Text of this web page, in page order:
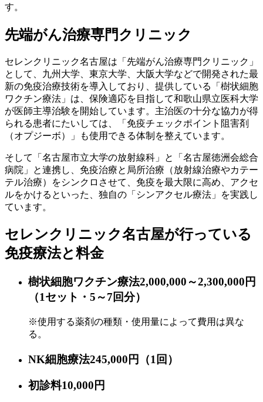
す。
先端がん治療専門クリニック
セレンクリニック名古屋は「先端がん治療専門クリニック」
として、九州大学、東京大学、大阪大学などで開発された最
新の免疫治療技術を導入しており、提供している「樹状細胞
ワクチン療法」は、保険適応を目指して和歌山県立医科大学
が医師主導治験を開始しています。主治医の十分な協力が得
られる患者にたいしては、「免疫チェックポイント阻害剤
（オプジーボ）」も使用できる体制を整えています。
そして「名古屋市立大学の放射線科」と「名古屋徳洲会総合
病院」と連携し、免疫治療と局所治療（放射線治療やカテー
テル治療）をシンクロさせて、免疫を最大限に高め、アクセ
ルをかけるといった、独自の「シンアクセル療法」を実践し
ています。
セレンクリニック名古屋が行っている
免疫療法と料金
樹状細胞ワクチン療法2,000,000～2,300,000円
（1セット・5～7回分）
※使用する薬剤の種類・使用量によって費用は異な
る。
NK細胞療法245,000円 （1回）
初診料10,000円